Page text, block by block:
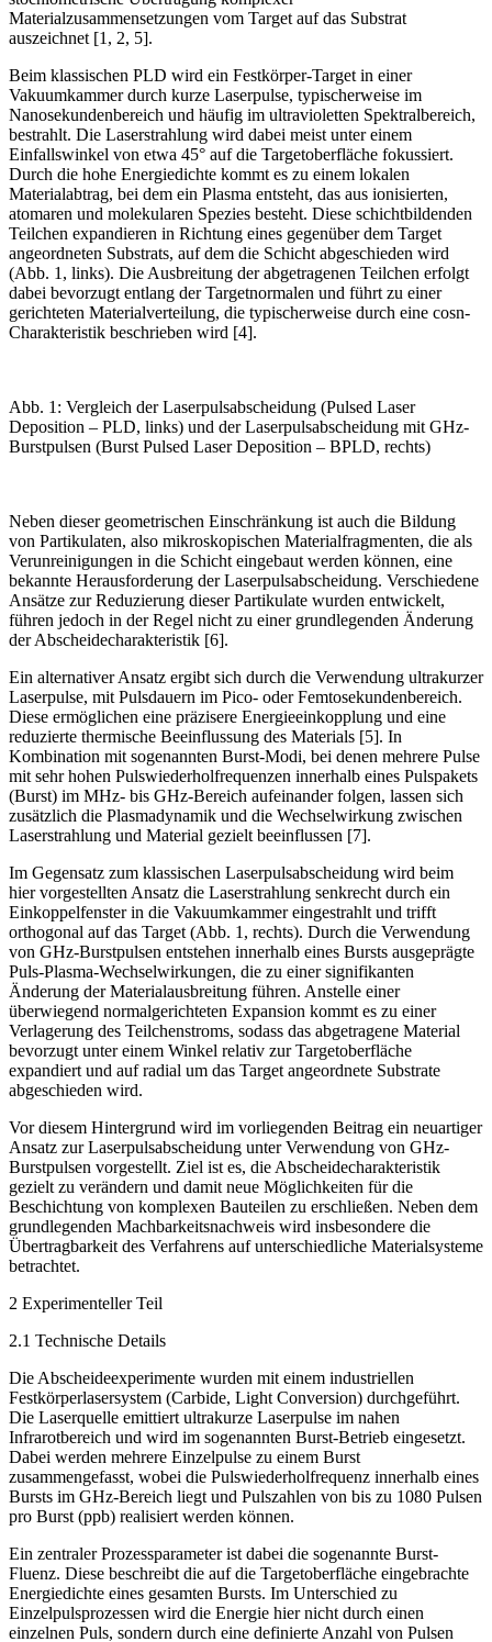
Materialzusammensetzungen vom Target auf das Substrat
auszeichnet [1, 2, 5].
Beim klassischen PLD wird ein Festkörper-Target in einer
Vakuumkammer durch ­kurze Laserpulse, typischerweise im
Nanosekundenbereich und häufig im ultravioletten Spektralbereich,
bestrahlt. Die Laserstrahlung wird dabei meist unter einem
Einfallswinkel von etwa 45° auf die Targetoberfläche fokussiert.
Durch die hohe Energiedichte kommt es zu einem lokalen
Materialabtrag, bei dem ein Plasma entsteht, das aus ionisierten,
atomaren und molekularen Spezies besteht. Diese schichtbildenden
Teilchen expandieren in Richtung eines gegenüber dem Target
angeordneten Substrats, auf dem die Schicht abgeschieden wird
(Abb. 1, links). Die Ausbreitung der abgetragenen Teilchen erfolgt
dabei bevorzugt entlang der Targetnormalen und führt zu einer
gerichteten Materialverteilung, die typischerweise durch eine cosn-
Charakteristik beschrieben wird [4].
Abb. 1: Vergleich der Laserpulsabscheidung (Pulsed Laser
Deposition – PLD, links) und der Laserpulsabscheidung mit GHz-
Burstpulsen (Burst Pulsed Laser Deposition – BPLD, rechts)
Neben dieser geometrischen Einschränkung ist auch die Bildung
von Partikulaten, also mikroskopischen Materialfragmenten, die als
Verunreinigungen in die Schicht eingebaut werden können, eine
bekannte Herausforderung der Laserpulsabscheidung. Verschiedene
Ansätze zur Reduzierung dieser Partikulate wurden entwickelt,
führen jedoch in der Regel nicht zu einer grundlegenden Änderung
der Abscheidecharakteristik [6].
Ein alternativer Ansatz ergibt sich durch die Verwendung ultrakurzer
Laserpulse, mit Pulsdauern im Pico- oder Femtosekundenbereich.
Diese ermöglichen eine präzisere Energieeinkopplung und eine
reduzierte thermische Beeinflussung des Materials [5]. In
Kombination mit sogenannten Burst-Modi, bei denen mehrere Pulse
mit sehr hohen Pulswiederholfrequenzen innerhalb eines Pulspakets
(Burst) im MHz- bis GHz-Bereich aufeinander folgen, lassen sich
zusätzlich die Plasma­dynamik und die Wechselwirkung zwischen
Laserstrahlung und Material gezielt beeinflussen [7].
Im Gegensatz zum klassischen Laserpulsabscheidung wird beim
hier vorgestellten Ansatz die Laserstrahlung senkrecht durch ein
Einkoppelfenster in die Vakuumkammer eingestrahlt und trifft
orthogonal auf das Target (Abb. 1, rechts). Durch die Verwendung
von GHz-Burstpulsen entstehen innerhalb eines Bursts ausgeprägte
Puls-Plasma-Wechselwirkungen, die zu einer signifikanten
Änderung der Materialausbreitung führen. Anstelle einer
überwiegend normalgerichteten Expansion kommt es zu einer
Verlagerung des Teilchenstroms, sodass das abgetragene Material
bevorzugt unter einem Winkel relativ zur Targetoberfläche
expandiert und auf radial um das Target angeordnete Substrate
abgeschieden wird.
Vor diesem Hintergrund wird im vorliegenden Beitrag ein neuartiger
Ansatz zur Laser­pulsabscheidung unter Verwendung von GHz-
Burstpulsen vorgestellt. Ziel ist es, die Abscheidecharakteristik
gezielt zu verändern und damit neue Möglichkeiten für die
Beschichtung von komplexen Bauteilen zu erschließen. Neben dem
grundlegenden Machbarkeitsnachweis wird insbesondere die
Übertragbarkeit des Verfahrens auf unterschiedliche Materialsysteme
betrachtet.
2 Experimenteller Teil
2.1 Technische Details
Die Abscheideexperimente wurden mit einem industriellen
Festkörperlasersystem (Carbide, Light Conversion) durchgeführt.
Die Laserquelle emittiert ultrakurze Laserpulse im nahen
Infrarotbereich und wird im sogenannten Burst-Betrieb eingesetzt.
Dabei werden mehrere Einzelpulse zu einem Burst
zusammengefasst, wobei die Pulswiederholfrequenz innerhalb eines
Bursts im GHz-Bereich liegt und Pulszahlen von bis zu 1080 Pulsen
pro Burst (ppb) realisiert werden können.
Ein zentraler Prozessparameter ist dabei die sogenannte Burst-
Fluenz. Diese beschreibt die auf die Targetoberfläche ­eingebrachte
Energiedichte eines gesamten Bursts. Im Unterschied zu
Einzelpulsprozessen wird die Energie hier nicht durch einen
einzelnen Puls, sondern durch eine definierte Anzahl von Pulsen